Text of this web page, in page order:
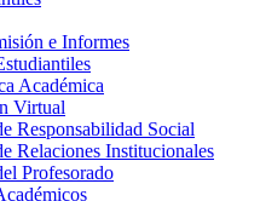
e Informes
Académica
Virtual
Responsabilidad Social
Relaciones Institucionales
Profesorado